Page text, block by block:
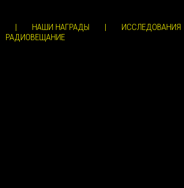
| НАШИ НАГРАДЫ | ИССЛЕДОВАНИЯ
РАДИОВЕЩАНИЕ